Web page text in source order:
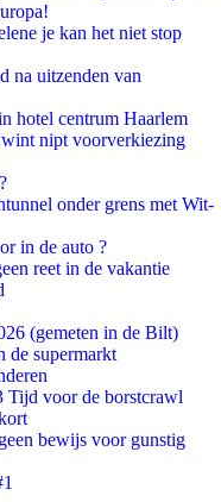
je kan het niet stop
na uitzenden van
hotel centrum Haarlem
wint nipt voorverkiezing
onder grens met Wit-
in de auto ?
reet in de vakantie
(gemeten in de Bilt)
de supermarkt
Tijd voor de borstcrawl
bewijs voor gunstig